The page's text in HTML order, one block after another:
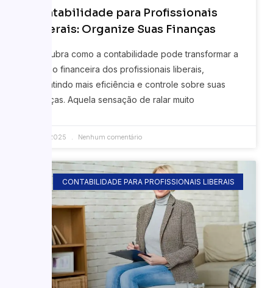
Contabilidade para Profissionais
Liberais: Organize Suas Finanças
Descubra como a contabilidade pode transformar a
gestão financeira dos profissionais liberais,
garantindo mais eficiência e controle sobre suas
finanças. Aquela sensação de ralar muito
11/09/2025 Nenhum comentário
CONTABILIDADE PARA PROFISSIONAIS LIBERAIS